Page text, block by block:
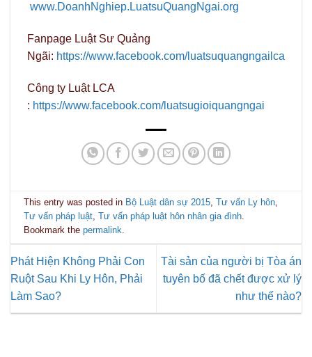
www.DoanhNghiep.LuatsuQuangNgai.org
Fanpage Luật Sư Quảng
Ngãi: https://www.facebook.com/luatsuquangngailca
Công ty Luật LCA
: https://www.facebook.com/luatsugioiquangngai
This entry was posted in Bộ Luật dân sự 2015,Tư vấn Ly hôn,
Tư vấn pháp luật,Tư vấn pháp luật hôn nhân gia đình.
Bookmark thepermalink.
Phát Hiện Không Phải Con
Ruột Sau Khi Ly Hôn, Phải
Làm Sao?
Tài sản của người bị Tòa án
tuyên bố đã chết được xử lý
như thế nào?